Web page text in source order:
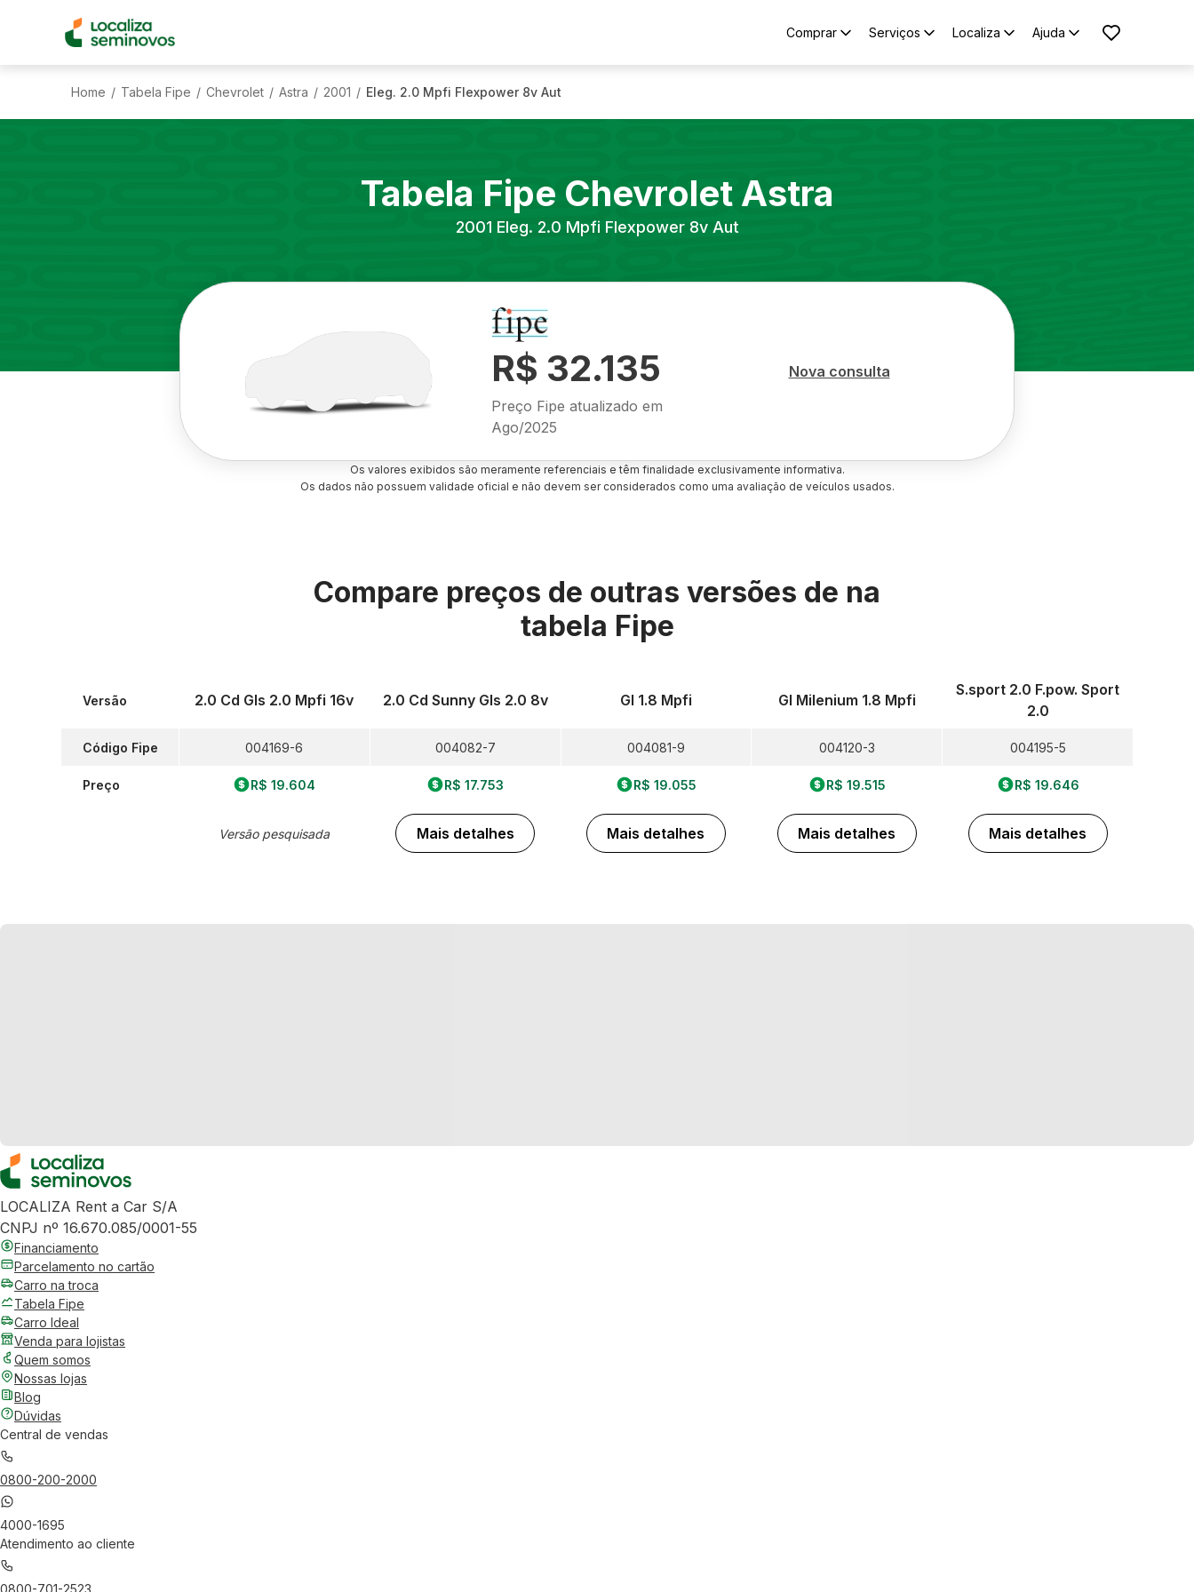
Comprar Serviços Localiza Ajuda
Home / Tabela Fipe / Chevrolet / Astra / 2001 / Eleg. 2.0 Mpfi Flexpower 8v Aut
Tabela Fipe Chevrolet Astra
2001 Eleg. 2.0 Mpfi Flexpower 8v Aut
R$ 32.135
Preço Fipe atualizado em
Ago/2025
Nova consulta
Os valores exibidos são meramente referenciais e têm finalidade exclusivamente informativa.
Os dados não possuem validade oficial e não devem ser considerados como uma avaliação de veículos usados.
Compare preços de outras versões de na
tabela Fipe
Versão
Código Fipe
Preço
2.0 Cd Gls 2.0 Mpfi 16v
004169-6
R$ 19.604
Versão pesquisada
2.0 Cd Sunny Gls 2.0 8v
004082-7
R$ 17.753
Mais detalhes
Gl 1.8 Mpfi
004081-9
R$ 19.055
Mais detalhes
Gl Milenium 1.8 Mpfi
004120-3
R$ 19.515
Mais detalhes
S.sport 2.0 F.pow. Sport
2.0
004195-5
R$ 19.646
Mais detalhes
LOCALIZA Rent a Car S/A
CNPJ nº 16.670.085/0001-55
Financiamento
Parcelamento no cartão
Carro na troca
Tabela Fipe
Carro Ideal
Venda para lojistas
Quem somos
Nossas lojas
Blog
Dúvidas
Central de vendas
0800-200-2000
4000-1695
Atendimento ao cliente
0800-701-2523